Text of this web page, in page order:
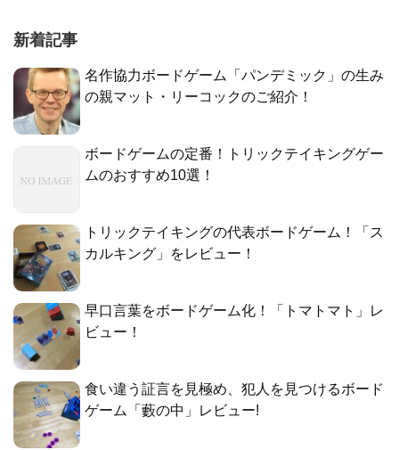
新着記事
名作協力ボードゲーム「パンデミック」の生み
の親マット・リーコックのご紹介！
ボードゲームの定番！トリックテイキングゲー
ムのおすすめ10選！
トリックテイキングの代表ボードゲーム！「ス
カルキング」をレビュー！
早口言葉をボードゲーム化！「トマトマト」レ
ビュー！
食い違う証言を見極め、犯人を見つけるボード
ゲーム「藪の中」レビュー!